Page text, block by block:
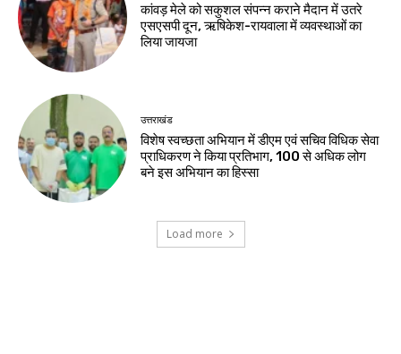
कांवड़ मेले को सकुशल संपन्न कराने मैदान में उतरे
एसएसपी दून, ऋषिकेश-रायवाला में व्यवस्थाओं का
लिया जायजा
उत्तराखंड
विशेष स्वच्छता अभियान में डीएम एवं सचिव विधिक सेवा
प्राधिकरण ने किया प्रतिभाग, 100 से अधिक लोग
बने इस अभियान का हिस्सा
Load more